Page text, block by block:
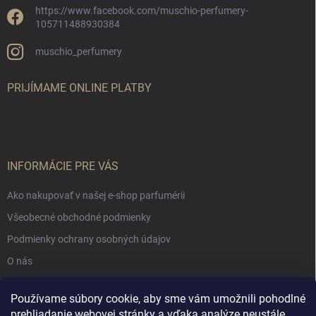
Používame súbory cookie, aby sme vám umožnili pohodlné
https://www.facebook.com/muschio-perfumery-
105711488930384
muschio_perfumery
PRIJÍMAME ONLINE PLATBY
INFORMÁCIE PRE VÁS
Ako nakupovať v našej e-shop parfumérii
Všeobecné obchodné podmienky
Podmienky ochrany osobných údajov
O nás
NÁKUPNÝ KOŠÍK